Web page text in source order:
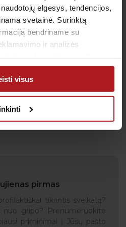
elgesys, tendencijos,
svetainė. Surinktą
bendriname su
ir analizės
surinktos informacijos.
visus
pirmas
tikrintis sveikatą?
nuo gripo? Prenumeruokite
priminimai į Jūsų pašto